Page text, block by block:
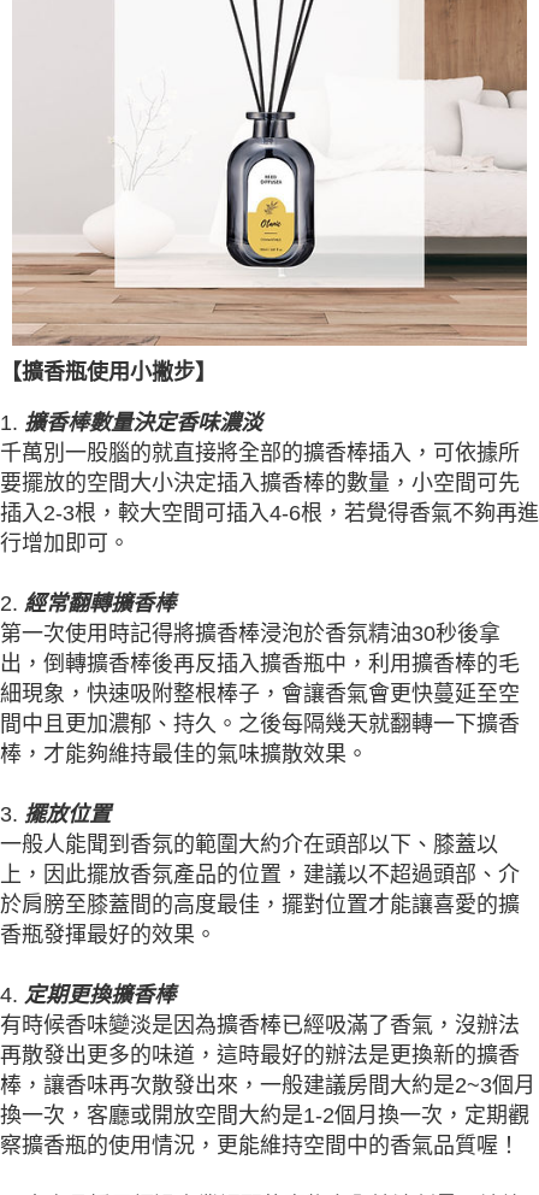
２．關於個人資料處理事宜，請瀏覽以下網址：
３．未成年的使用者請事先徵得法定代理人或監護人之同意方可使用
「AFTEE先享後付」，若未經同意申辦者引起之損失，本公司不負相關責
４．使用「AFTEE先享後付」時，將依據個別帳號之用戶狀況，依本公司即
時審查核予不同之上限額度；若仍有額度不足之情形，本公司將視審查結果
請求用戶進行身份認證。
５．嚴禁一人註冊多個帳號或使用他人資訊註冊。若發現惡意使用之情形，
恩沛科技股份有限公司將有權停止該用戶之使用額度並採取法律行動。
【擴香瓶使用小撇步】
1. 擴香棒數量決定香味濃淡
千萬別一股腦的就直接將全部的擴香棒插入，可依據所
要擺放的空間大小決定插入擴香棒的數量，小空間可先
插入2-3根，較大空間可插入4-6根，若覺得香氣不夠再進
行增加即可。
2. 經常翻轉擴香棒
第一次使用時記得將擴香棒浸泡於香氛精油30秒後拿
出，倒轉擴香棒後再反插入擴香瓶中，利用擴香棒的毛
細現象，快速吸附整根棒子，會讓香氣會更快蔓延至空
間中且更加濃郁、持久。之後每隔幾天就翻轉一下擴香
棒，才能夠維持最佳的氣味擴散效果。
3. 擺放位置
一般人能聞到香氛的範圍大約介在頭部以下、膝蓋以
上，因此擺放香氛產品的位置，建議以不超過頭部、介
於肩膀至膝蓋間的高度最佳，擺對位置才能讓喜愛的擴
香瓶發揮最好的效果。
4. 定期更換擴香棒
有時候香味變淡是因為擴香棒已經吸滿了香氣，沒辦法
再散發出更多的味道，這時最好的辦法是更換新的擴香
棒，讓香味再次散發出來，一般建議房間大約是2~3個月
換一次，客廳或開放空間大約是1-2個月換一次，定期觀
察擴香瓶的使用情況，更能維持空間中的香氣品質喔！